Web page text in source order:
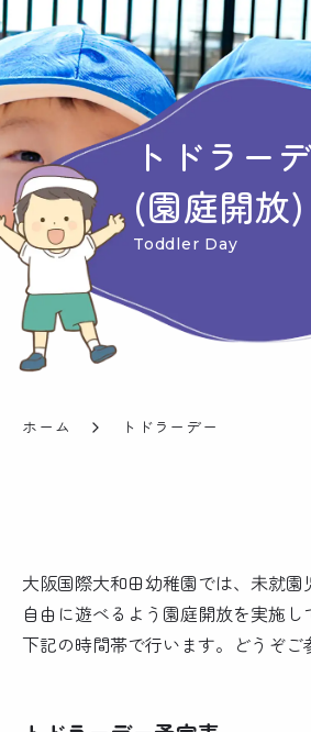
トドラー
(園庭開放)
Toddler Day
ホーム トドラーデー
大阪国際大和田幼稚園では、未就
自由に遊べるよう園庭開放を実施し
下記の時間帯で行います。どうぞご